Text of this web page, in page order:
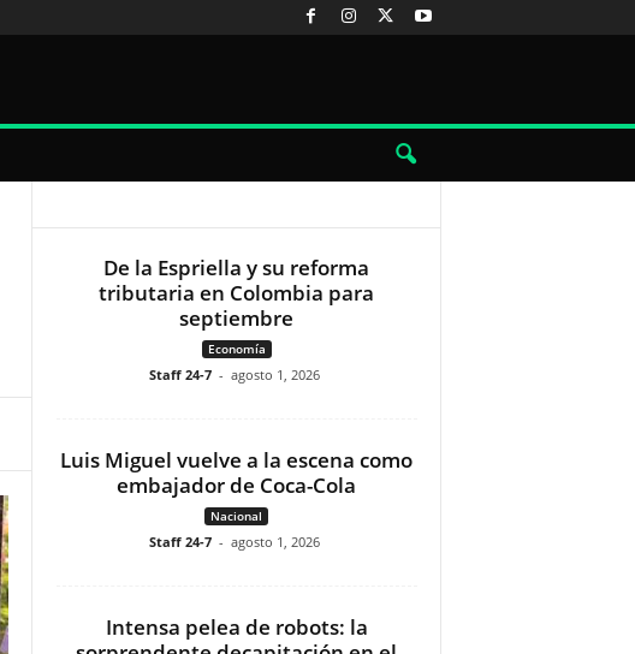
De la Espriella y su reforma
tributaria en Colombia para
septiembre
Economía
Staff 24-7 - agosto 1, 2026
Luis Miguel vuelve a la escena como
embajador de Coca-Cola
Nacional
Staff 24-7 - agosto 1, 2026
Intensa pelea de robots: la